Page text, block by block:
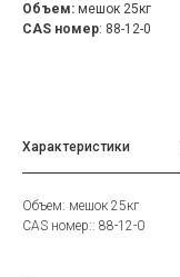
Объем: мешок 25кг
CAS номер: 88-12-0
Характеристики
Объем: мешок 25кг
CAS номер:: 88-12-0